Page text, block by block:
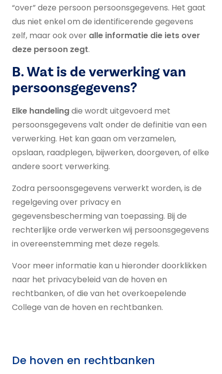
“over” deze persoon persoonsgegevens. Het gaat
dus niet enkel om de identificerende gegevens
zelf, maar ook over alle informatie die iets over
deze persoon zegt.
B. Wat is de verwerking van
persoonsgegevens?
Elke handelingdie wordt uitgevoerd met
persoonsgegevens valt onder de definitie van een
verwerking. Het kan gaan om verzamelen,
opslaan, raadplegen, bijwerken, doorgeven, of elke
andere soort verwerking.
Zodra persoonsgegevens verwerkt worden, is de
regelgeving over privacy en
gegevensbescherming van toepassing. Bij de
rechterlijke orde verwerken wij persoonsgegevens
in overeenstemming met deze regels.
Voor meer informatie kan u hieronder doorklikken
naar het privacybeleid van de hoven en
rechtbanken, of die van het overkoepelende
College van de hoven en rechtbanken.
De hoven en rechtbanken